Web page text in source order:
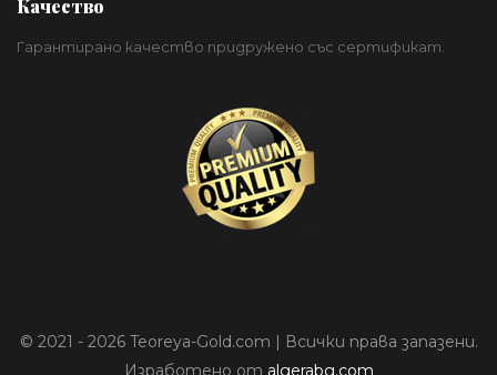
Качество
Гарантирано качество придружено със сертификат.
© 2021 - 2026 Teoreya-Gold.com | Всички права запазени.
Изработено от algerabg.com